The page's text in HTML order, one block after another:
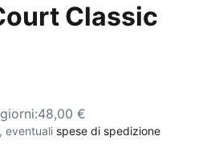
Classic
:48,00 €
eventuali spese di spedizione